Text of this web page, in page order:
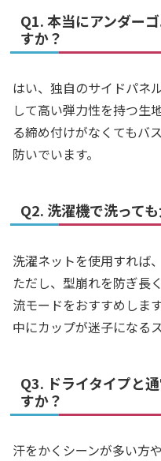
Q1. 本当にアンダー
すか？
はい、独自のサイドパネ
して高い弾力性を持つ生
る締め付けがなくてもバ
防いでいます。
Q2. 洗濯機で洗って
洗濯ネットを使用すれば
ただし、型崩れを防ぎ長
流モードをおすすめしま
中にカップが迷子になる
Q3. ドライタイプと
すか？
汗をかくシーンが多い方